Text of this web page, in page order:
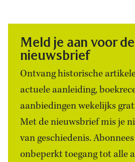
Meld je aan voor de
nieuwsbrief
Ontvang historische
actuele aanleiding,
aanbiedingen wekelijks
Met de nieuwsbrief mis je
van geschiedenis.
onbeperkt toegang tot alle